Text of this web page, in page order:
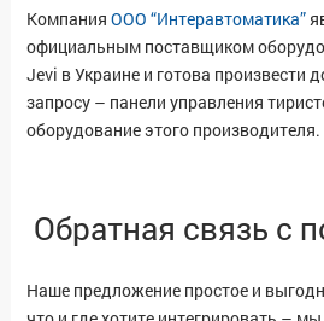
Компания ООО “Интеравтоматика”
официальным поставщиком
Jevi в Украине и готова произвести
запросу – панели управления
оборудование этого производителя.
Обратная связь с
Наше предложение простое и